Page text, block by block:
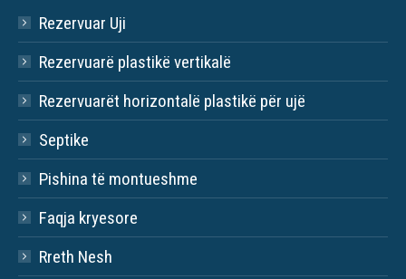
Rezervuar Uji
Rezervuarë plastikë vertikalë
Rezervuarët horizontalë plastikë për ujë
Septike
Pishina të montueshme
Faqja kryesore
Rreth Nesh